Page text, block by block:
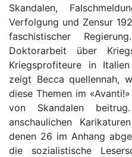
Skandalen,
Verfolgung und Zensur
faschistischer
Doktorarbeit über
Kriegsprofiteure in
zeigt Becca quellennah,
diese Themen im
von Skandalen
anschaulichen
denen 26 im Anhang
die sozialistische